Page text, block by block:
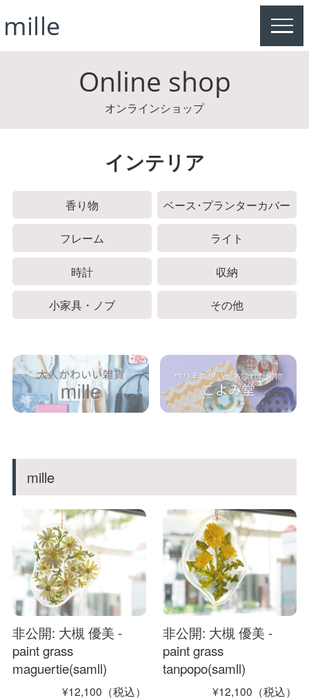
Online shop
オンラインショップ
インテリア
香り物 ベース･プランターカバー
フレーム ライト
時計 収納
小家具・ノブ その他
mille
非公開: 大槻 優美 -
paint grass
maguertie(samll)
¥12,100（税込）
非公開: 大槻 優美 -
paint grass
tanpopo(samll)
¥12,100（税込）